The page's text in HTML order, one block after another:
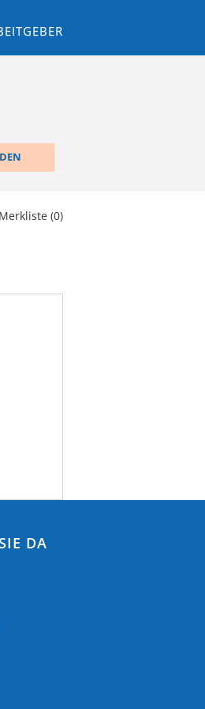
Merkliste (0)
DA